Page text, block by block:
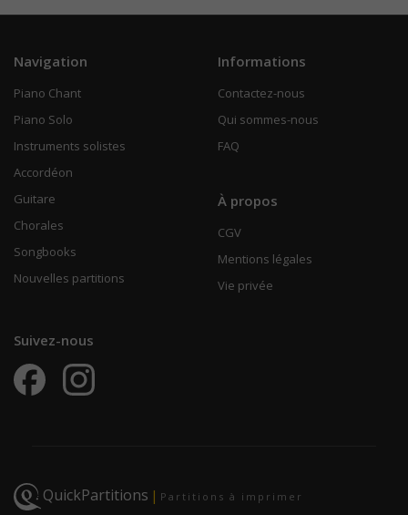
Navigation
Piano Chant
Piano Solo
Instruments solistes
Accordéon
Guitare
Chorales
Songbooks
Nouvelles partitions
Informations
Contactez-nous
Qui sommes-nous
FAQ
À propos
CGV
Mentions légales
Vie privée
Suivez-nous
QuickPartitions | Partitions à imprimer